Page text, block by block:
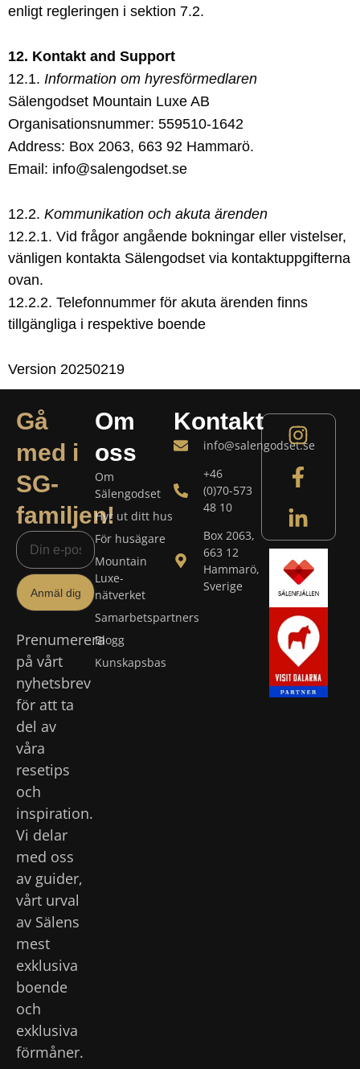
enligt regleringen i sektion 7.2.
12. Kontakt and Support
12.1. Information om hyresförmedlaren
Sälengodset Mountain Luxe AB
Organisationsnummer: 559510-1642
Address: Box 2063, 663 92 Hammarö.
Email: info@salengodset.se
12.2. Kommunikation och akuta ärenden
12.2.1. Vid frågor angående bokningar eller vistelser,
vänligen kontakta Sälengodset via kontaktuppgifterna
ovan.
12.2.2. Telefonnummer för akuta ärenden finns
tillgängliga i respektive boende
Version 20250219
Gå
med i
SG-
familjen!
Anmäl dig
Prenumerera
på vårt
nyhetsbrev
för att ta
del av
våra
resetips
och
inspiration.
Vi delar
med oss
av guider,
vårt urval
av Sälens
mest
exklusiva
boende
och
exklusiva
förmåner.
Om
oss
Om
Sälengodset
Hyr ut ditt hus
För husägare
Mountain
Luxe-
nätverket
Samarbetspartners
Blogg
Kunskapsbas
Kontakt
info@salengodset.se
+46
(0)70-573
48 10
Box 2063,
663 12
Hammarö,
Sverige